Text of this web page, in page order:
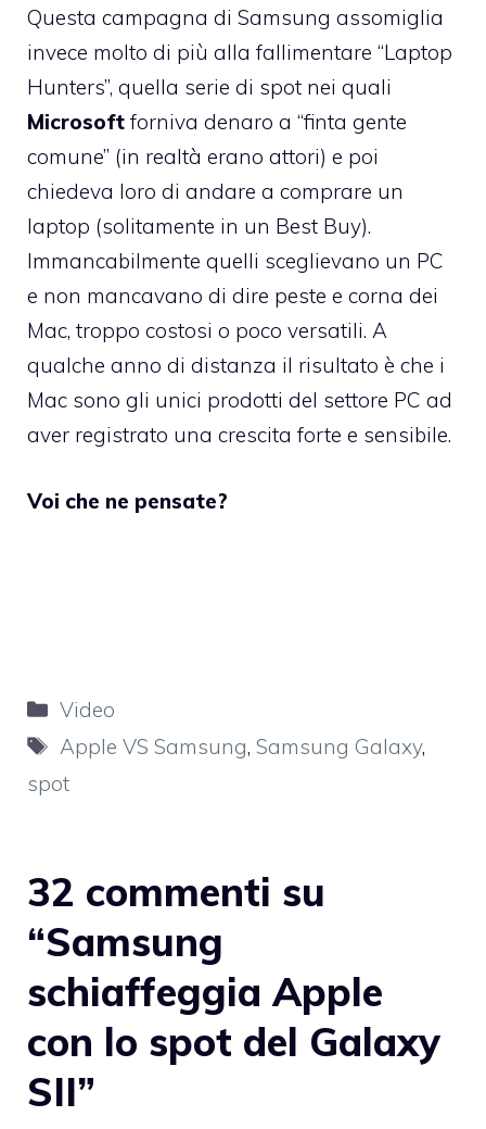
Questa campagna di Samsung assomiglia
invece molto di più alla fallimentare “Laptop
Hunters”, quella serie di spot nei quali
Microsoft forniva denaro a “finta gente
comune” (in realtà erano attori) e poi
chiedeva loro di andare a comprare un
laptop (solitamente in un Best Buy).
Immancabilmente quelli sceglievano un PC
e non mancavano di dire peste e corna dei
Mac, troppo costosi o poco versatili. A
qualche anno di distanza il risultato è che i
Mac sono gli unici prodotti del settore PC ad
aver registrato una crescita forte e sensibile.
Voi che ne pensate?
Categorie
Video
Tag
Apple VS Samsung,Samsung Galaxy,
spot
32 commenti su
“Samsung
schiaffeggia Apple
con lo spot del Galaxy
SII”